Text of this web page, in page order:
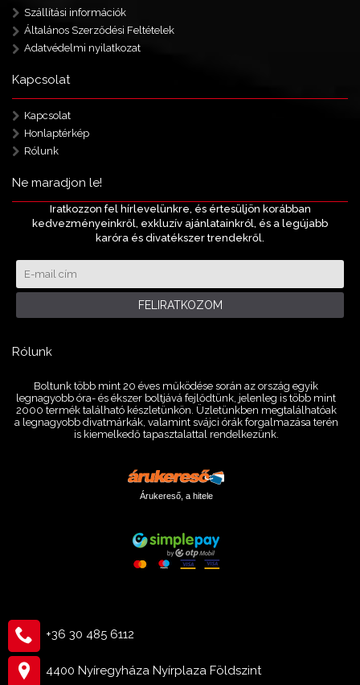
Szállítási információk
Általános Szerződési Feltételek
Adatvédelmi nyilatkozat
Kapcsolat
Kapcsolat
Honlaptérkép
Rólunk
Ne maradjon le!
Iratkozzon fel hírlevelünkre, és értesüljön korábban
kedvezményeinkről, exkluzív ajánlatainkról, és a legújabb
karóra és divatékszer trendekről.
FELIRATKOZOM
Rólunk
Boltunk több mint 20 éves működése során az ország egyik
legnagyobb óra- és ékszer boltjává fejlődtünk, jelenleg is több mint
2000 termék található készletünkön. Üzletünkben megtalálhatóak
a legnagyobb divatmárkák, valamint svájci órák forgalmazása terén
is kiemelkedő tapasztalattal rendelkezünk.
Árukereső, a hitele
+36 30 485 6112
4400 Nyíregyháza Nyírplaza Földszint